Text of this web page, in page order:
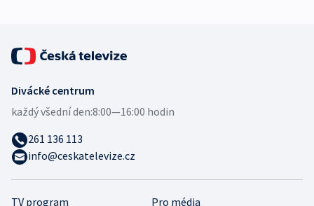
TV program Pro média
Divácké centrum
každý všední den:8:00—16:00 hodin
261 136 113
info@ceskatelevize.cz